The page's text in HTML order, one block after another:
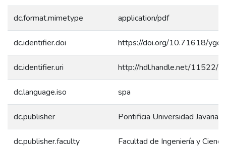
dc.format.mimetype application/pdf
dc.identifier.doi https://doi.org/10.71618/
dc.identifier.uri http://hdl.handle.net/11522/
dc.language.iso spa
dc.publisher Pontificia Universidad
dc.publisher.faculty Facultad de Ingeniería y